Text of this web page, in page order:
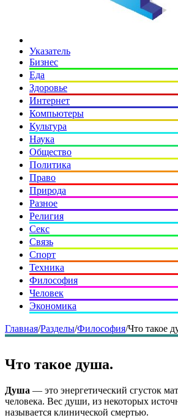
Указатель
Бизнес
Еда
Здоровье
Интернет
Компьютеры
Культура
Наука
Общество
Политика
Право
Природа
Разное
Религия
Секс
Связь
Спорт
Техника
Философия
Человек
Экономика
Главная/Разделы/Философия/Что такое
Что такое душа.
Душа — это энергетический сгусток
человека. Вес души, из некоторых
называется клинической смертью.